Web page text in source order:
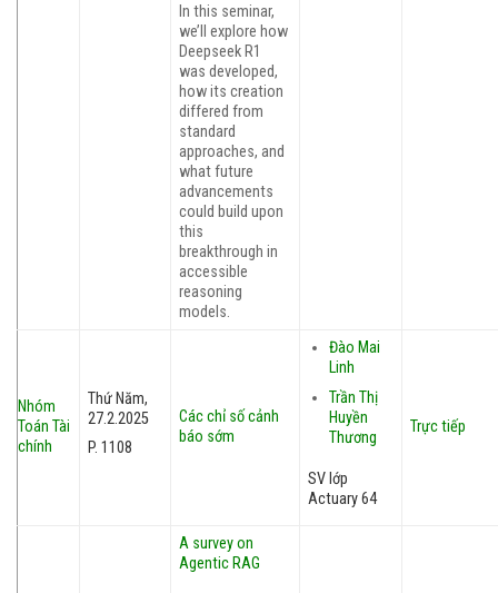
In this seminar,
we’ll explore how
Deepseek R1
was developed,
how its creation
differed from
standard
approaches, and
what future
advancements
could build upon
this
breakthrough in
accessible
reasoning
models.
Nhóm
Toán Tài
chính
Thứ Năm,
27.2.2025
P. 1108
Các chỉ số cảnh
báo sớm
Đào Mai
Linh
Trần Thị
Huyền
Thương
SV lớp
Actuary 64
Trực tiếp
A survey on
Agentic RAG